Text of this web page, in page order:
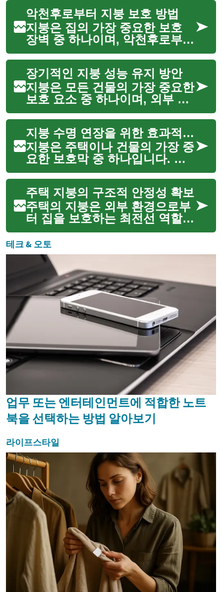
악천후로부터 지붕 보호 방법
지붕은 집의 가장 중요한 보호
장벽 중 하나이며, 악천후로부터
내부를 안전하게 지키는 핵심적
인 역할을 합니다. 비, 눈, 강풍,
그리고 자외선은 시간이 지남에
따라 지붕에 심각한 손상을 줄
수 있으며, 이는 누...
장기적인 지붕 성능 유지 방안
지붕은 모든 건물의 가장 중요한
보호 요소 중 하나이며, 외부 환
경으로부터 내부를 안전하게 지
키는 역할을 합니다. 지붕의 수
명과 효율성은 적절한 유지보수
와 특히 방수 처리에 달려 있습
니다. 효과적인 지붕 방수는...
지붕 수명 연장을 위한 효과적인 방법
지붕은 주택이나 건물의 가장 중
요한 보호막 중 하나입니다. 끊
임없이 비, 눈, 바람, 햇빛 등 다
양한 기상 조건에 노출되기 때문
에 시간이 지남에 따라 손상되기
쉽습니다. 지붕의 수명을 효과적
으로 연장하고 건물의...
주택 지붕의 구조적 안정성 확보
주택의 지붕은 외부 환경으로부
터 집을 보호하는 최전선 역할을
합니다. 비, 눈, 바람 등 다양한
기상 조건에 직접 노출되는 지붕
은 시간이 지남에 따라 손상될
수 있으며, 이는 곧 주택의 구조
적 안정성에 심각한 ...
테크 & 오토
업무 또는 엔터테인먼트에 적합한 노트
북을 선택하는 방법 알아보기
라이프스타일